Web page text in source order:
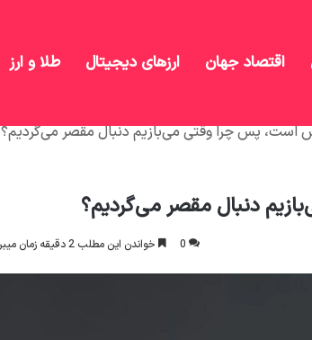
اقتصاد جهان ارزهای دیجیتال طلا و ارز
است، پس چرا وقتی می‌بازیم دنبال مقصر می‌گردیم؟
دنبال مقصر می‌گردیم؟
0 خواندن این مطلب 2 دقیقه زمان میبرد